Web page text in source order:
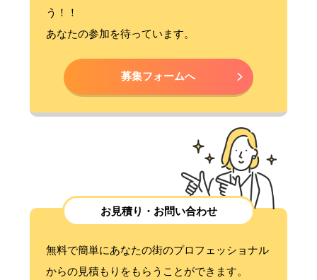
う！！
あなたの参加を待っています。
募集フォームへ
お見積り・お問い合わせ
無料で簡単にあなたの街のプロフェッショナル
からの見積もりをもらうことができます。